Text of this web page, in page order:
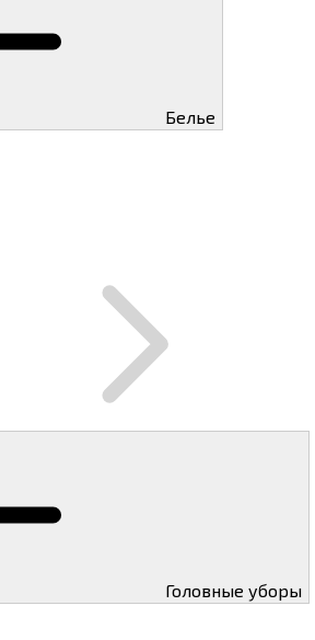
Белье
Головные уборы